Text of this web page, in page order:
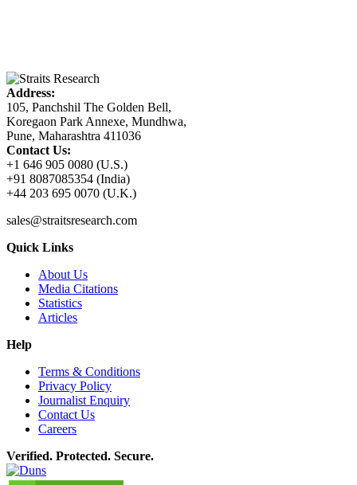
Address:
105, Panchshil The Golden Bell,
Koregaon Park Annexe, Mundhwa,
Pune, Maharashtra 411036
Contact Us:
+1 646 905 0080 (U.S.)
+91 8087085354 (India)
+44 203 695 0070 (U.K.)
sales@straitsresearch.com
Quick Links
About Us
Media Citations
Statistics
Articles
Help
Terms & Conditions
Privacy Policy
Journalist Enquiry
Contact Us
Careers
Verified. Protected. Secure.